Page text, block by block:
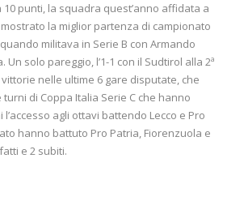
punti, la squadra quest’anno affidata a
la miglior partenza di campionato
militava in Serie B con Armando
solo pareggio, l’1-1 con il Sudtirol alla 2ª
nelle ultime 6 gare disputate, che
di Coppa Italia Serie C che hanno
agli ottavi battendo Lecco e Pro
hanno battuto Pro Patria, Fiorenzuola e
e 2 subiti.